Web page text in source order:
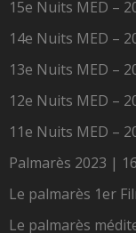
15e Nuits MED –
14e Nuits MED –
13e Nuits MED –
12e Nuits MED –
11e Nuits MED –
Palmarès 2023 |
Le palmarès 1er
Le palmarès